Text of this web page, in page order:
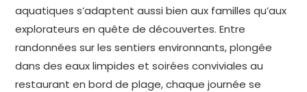
aquatiques s’adaptent aussi bien aux familles qu’aux
explorateurs en quête de découvertes. Entre
randonnées sur les sentiers environnants, plongée
dans des eaux limpides et soirées conviviales au
restaurant en bord de plage, chaque journée se